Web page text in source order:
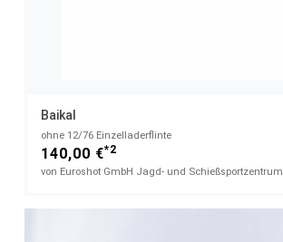
Baikal
ohne​ 12/76 Einzelladerflinte
140,00 €*2
von Euroshot GmbH Jagd- und Schießsportzentrum